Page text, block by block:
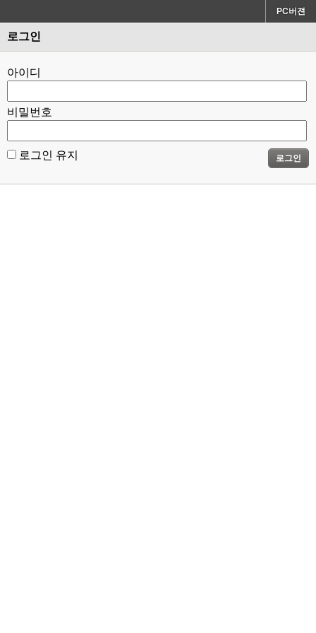
PC버젼
로그인
아이디
비밀번호
로그인 유지 로그인